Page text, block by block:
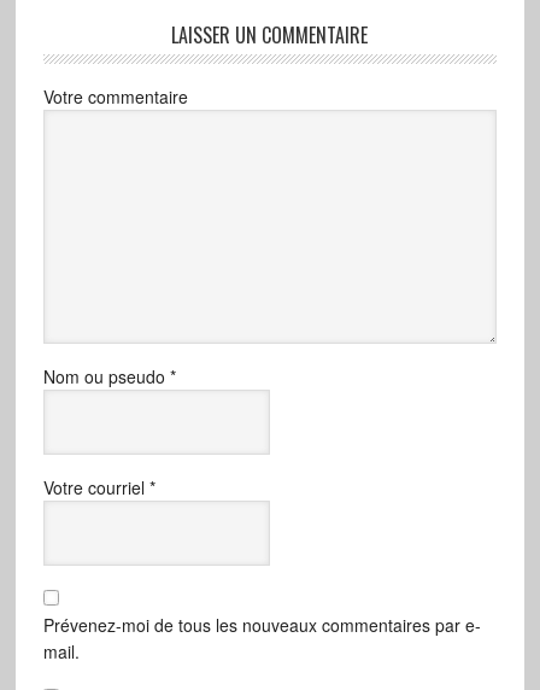
LAISSER UN COMMENTAIRE
Votre commentaire
Nom ou pseudo *
Votre courriel *
Prévenez-moi de tous les nouveaux commentaires par e-
mail.